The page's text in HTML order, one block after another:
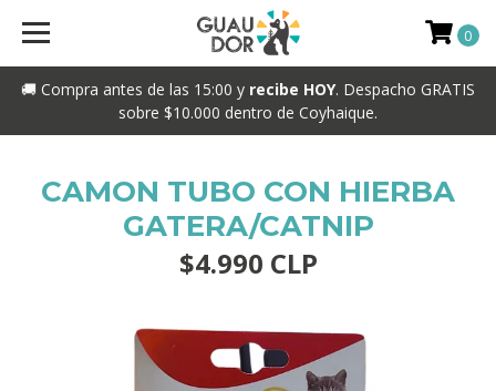
🚚 Compra antes de las 15:00 y recibe HOY. Despacho GRATIS
sobre $10.000 dentro de Coyhaique.
0
CAMON TUBO CON HIERBA
GATERA/CATNIP
$4.990 CLP